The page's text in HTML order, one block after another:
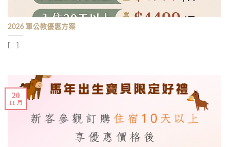
2026 軍公教優惠方案
[...]
20
11 月